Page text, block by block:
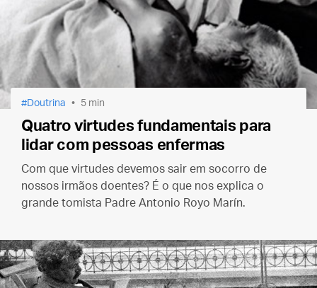
Doutrina 5 min
Quatro virtudes fundamentais para
lidar com pessoas enfermas
Com que virtudes devemos sair em socorro de
nossos irmãos doentes? É o que nos explica o
grande tomista Padre Antonio Royo Marín.